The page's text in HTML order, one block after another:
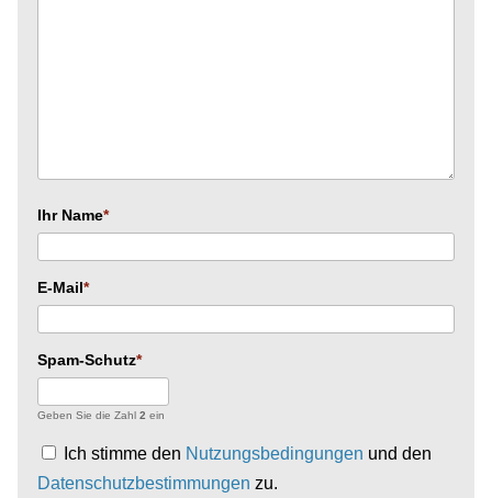
Ihr Name
E-Mail
Spam-Schutz
Geben Sie die Zahl 2 ein
Ich stimme den Nutzungsbedingungen und den
Datenschutzbestimmungen zu.